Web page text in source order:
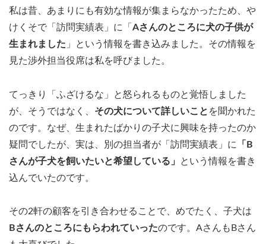
私は昔、あまりにも有効な情報が集まらなかったため、や
けくそで「訪問実績表」に「 Aさんのところに犬の子供が
生まれました 」という情報を書き込みました。その情報を
見た渉外担当役席は私を呼びました。
てっきり「ふざけるな」と怒られるものと覚悟しました
が、そうではなく、 その犬について詳しいこと を聞かれた
のです。なぜ、生まれたばかりの子犬に興味を持ったのか
疑問でしたが、実は、別の担当者が「訪問実績表」に
「B
さんが子犬を飼いたいと希望している」
という情報を書き
込んでいたのです。
その2軒の顧客を引き合わせることで、めでたく、子犬は
Bさんのところにもらわれていったのです。AさんもBさん